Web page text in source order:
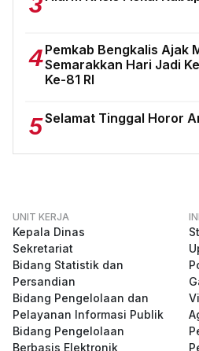
4Pemkab Bengkalis Ajak
Semarakkan Hari Jadi
Ke-81 RI
5Selamat Tinggal Horor
UNIT KERJA
Kepala Dinas
Sekretariat
Bidang Statistik dan
Persandian
Bidang Pengelolaan dan
Pelayanan Informasi Publik
Bidang Pengelolaan
Berbasis Elektronik